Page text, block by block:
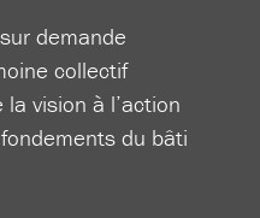
demande
collectif
vision à l’action
du bâti